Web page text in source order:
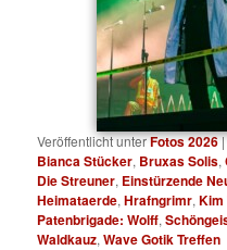
Veröffentlicht unterFotos 2026
Bianca Stücker, Bruxas Solis,
Die Streuner, Einstürzende
Heimataerde,Hrafngrimr,Kim
Patenbrigade: Wolff,
Waldkauz,Wave Gotik Treffen